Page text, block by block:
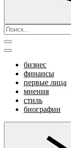
бизнес
финансы
первые лица
мнения
стиль
биографии